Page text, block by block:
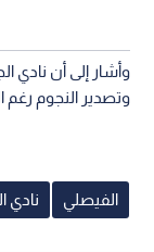
وأشار إلى أن نادي
وتصدير النجوم رغم
الفيصلي نادي